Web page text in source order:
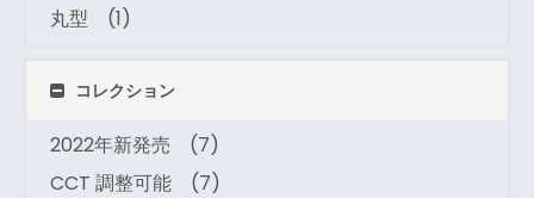
丸型
(1)
コレクション
2022年新発売
(7)
CCT 調整可能
(7)